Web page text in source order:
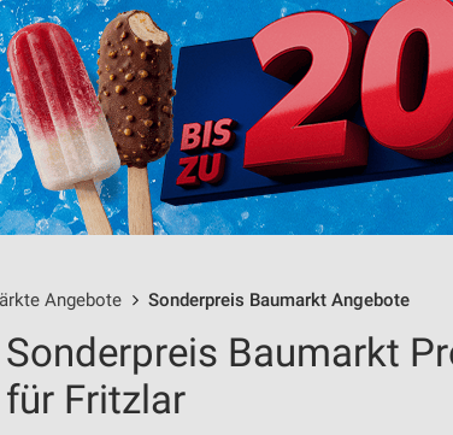
Angebote Sonderpreis Baumarkt Angebote
Sonderpreis Baumarkt
für Fritzlar